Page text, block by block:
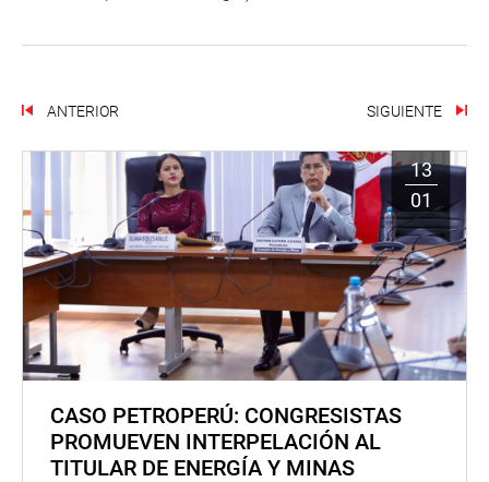
ANTERIOR SIGUIENTE
13
01
CASO PETROPERÚ: CONGRESISTAS
PROMUEVEN INTERPELACIÓN AL
TITULAR DE ENERGÍA Y MINAS